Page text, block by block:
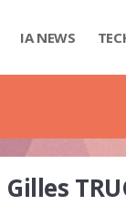
IA NEWS
Gilles